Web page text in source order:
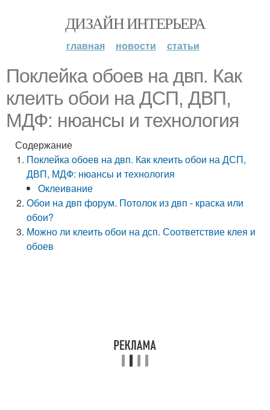
ДИЗАЙН ИНТЕРЬЕРА
главная новости статьи
Поклейка обоев на двп. Как
клеить обои на ДСП, ДВП,
МДФ: нюансы и технология
Содержание
Поклейка обоев на двп. Как клеить обои на ДСП,
ДВП, МДФ: нюансы и технология
Оклеивание
Обои на двп форум. Потолок из двп - краска или
обои?
Можно ли клеить обои на дсп. Соответствие клея и
обоев